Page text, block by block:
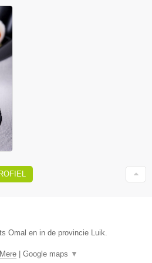
Omal en in de provincie Luik.
Google maps ▼